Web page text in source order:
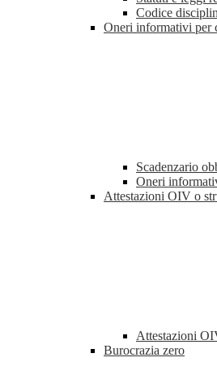
Codice
Oneri informativi per
Scadenzario
Oneri
Attestazioni OIV o
Attestazioni
Burocrazia zero